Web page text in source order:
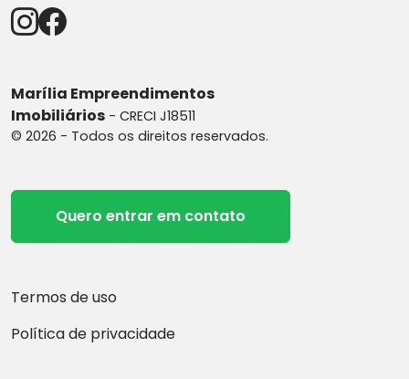
Marília Empreendimentos
Imobiliários - CRECI J18511
© 2026 - Todos os direitos reservados.
Quero entrar em contato
Termos de uso
Política de privacidade